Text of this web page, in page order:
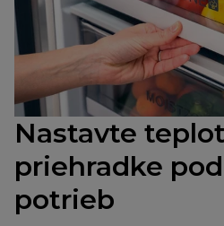
Nastavte
priehradke
potrieb